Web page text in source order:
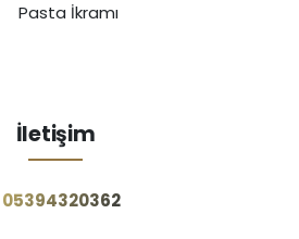
Pasta İkramı
İletişim
‪05394320362‬